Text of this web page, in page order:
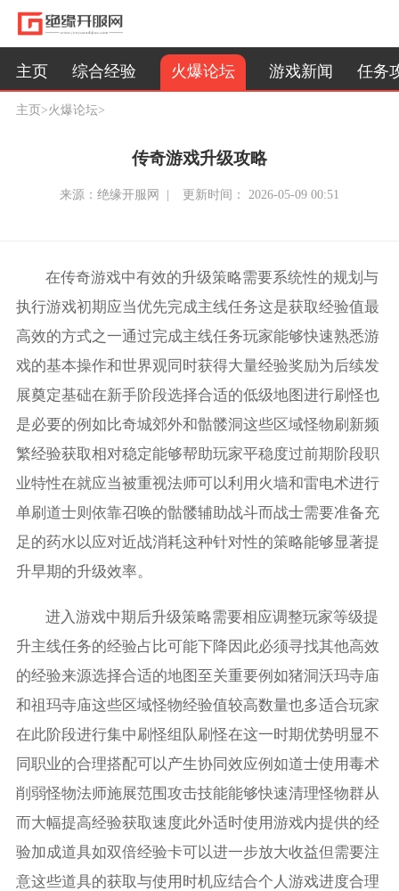
主页 综合经验 火爆论坛 游戏新闻 任务
主页>火爆论坛>
传奇游戏升级攻略
来源：绝缘开服网 | 更新时间： 2026-05-09 00:51
在传奇游戏中有效的升级策略需要系统性的规划与
执行游戏初期应当优先完成主线任务这是获取经验值最
高效的方式之一通过完成主线任务玩家能够快速熟悉游
戏的基本操作和世界观同时获得大量经验奖励为后续发
展奠定基础在新手阶段选择合适的低级地图进行刷怪也
是必要的例如比奇城郊外和骷髅洞这些区域怪物刷新频
繁经验获取相对稳定能够帮助玩家平稳度过前期阶段职
业特性在就应当被重视法师可以利用火墙和雷电术进行
单刷道士则依靠召唤的骷髅辅助战斗而战士需要准备充
足的药水以应对近战消耗这种针对性的策略能够显著提
升早期的升级效率。
进入游戏中期后升级策略需要相应调整玩家等级提
升主线任务的经验占比可能下降因此必须寻找其他高效
的经验来源选择合适的地图至关重要例如猪洞沃玛寺庙
和祖玛寺庙这些区域怪物经验值较高数量也多适合玩家
在此阶段进行集中刷怪组队刷怪在这一时期优势明显不
同职业的合理搭配可以产生协同效应例如道士使用毒术
削弱怪物法师施展范围攻击技能能够快速清理怪物群从
而大幅提高经验获取速度此外适时使用游戏内提供的经
验加成道具如双倍经验卡可以进一步放大收益但需要注
意这些道具的获取与使用时机应结合个人游戏进度合理